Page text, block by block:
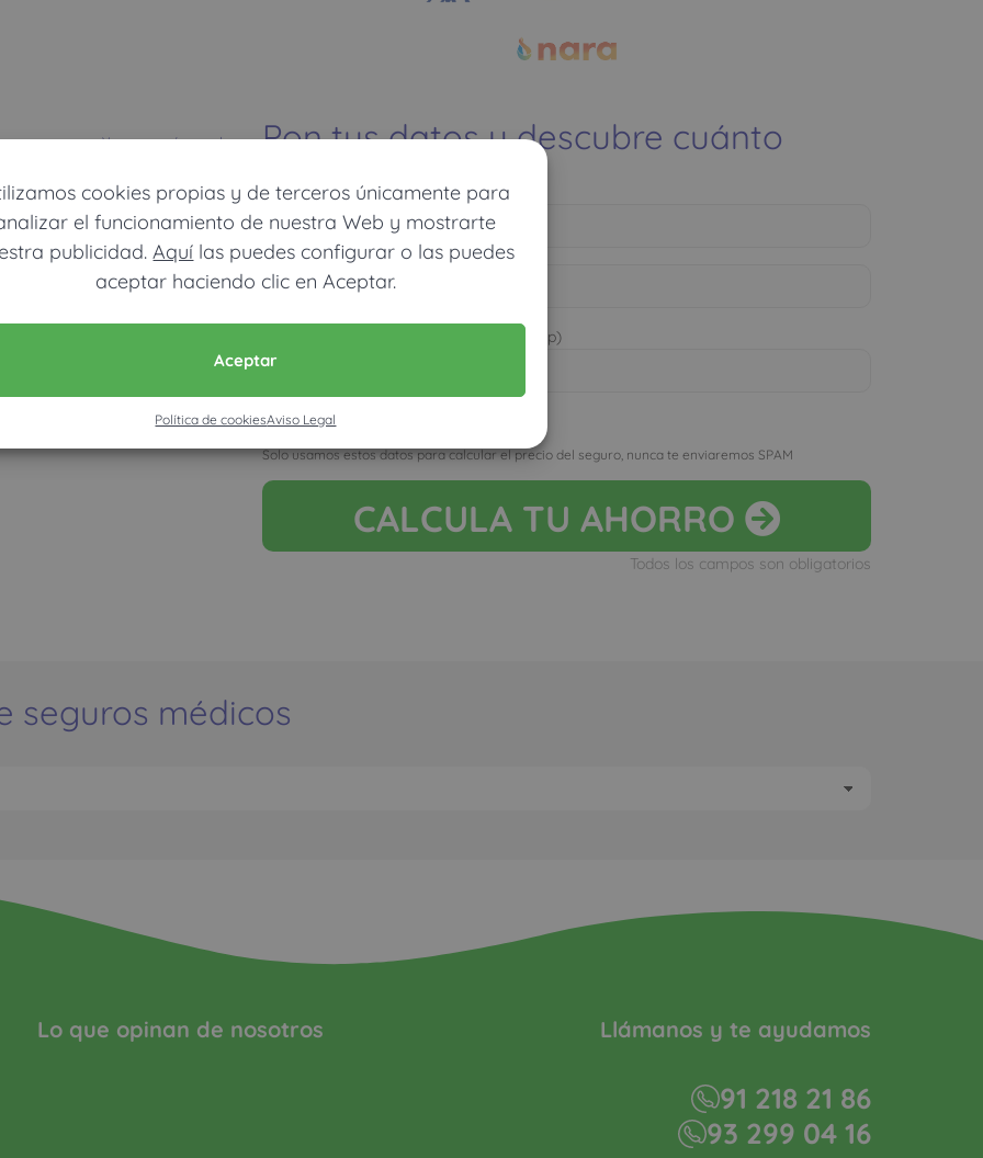
cookies propias y de terceros únicamente para
el funcionamiento de nuestra Web y mostrarte
publicidad.Aquí las puedes configurar o las puedes
aceptar haciendo clic en Aceptar.
Aceptar
Política de cookiesAviso Legal
Ver mapa más grande
Pon tus datos y descubre cuánto
dinero ahorrarías
Móvil (Enviamos resultados vía WhatsApp)
Acepto la nota legal y RGPD
Solo usamos estos datos para calcular el precio del seguro, nunca te enviaremos SPAM
CALCULA TU AHORRO
Todos los campos son obligatorios
seguros médicos
Lo que opinan de nosotros Llámanos y te ayudamos
91 218 21 86
93 299 04 16